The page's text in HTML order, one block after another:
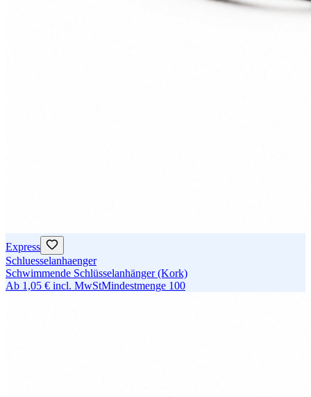
Express
Schluesselanhaenger
Schwimmende Schlüsselanhänger (Kork)
Ab 1,05 € incl. MwStMindestmenge 100